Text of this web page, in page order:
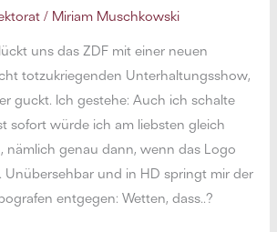
/ Miriam Muschkowski
uns das ZDF mit einer neuen
totzukriegenden Unterhaltungsshow,
guckt. Ich gestehe: Auch ich schalte
sofort würde ich am liebsten gleich
nämlich genau dann, wenn das Logo
Unübersehbar und in HD springt mir der
entgegen: Wetten, dass..?